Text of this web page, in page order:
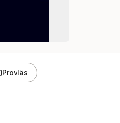
Provläs